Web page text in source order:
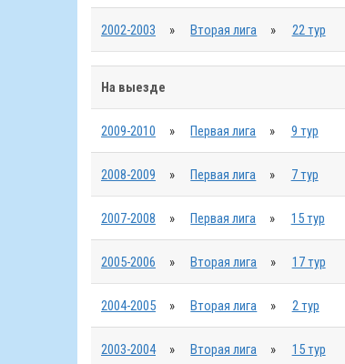
2002-2003 » Вторая лига » 22 тур
На выезде
2009-2010 » Первая лига » 9 тур
2008-2009 » Первая лига » 7 тур
2007-2008 » Первая лига » 15 тур
2005-2006 » Вторая лига » 17 тур
2004-2005 » Вторая лига » 2 тур
2003-2004 » Вторая лига » 15 тур